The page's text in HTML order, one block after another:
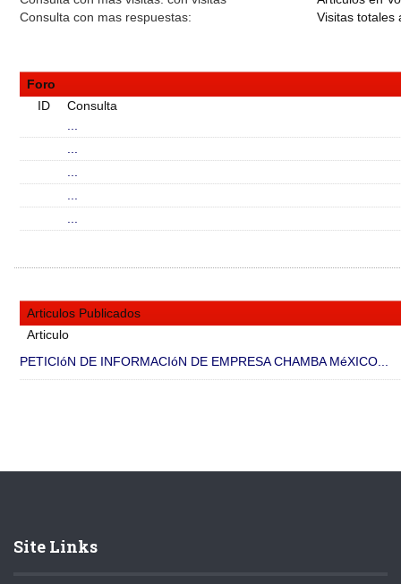
Consulta con mas respuestas:
Visitas totales
Foro
ID
Consulta
Articulos Publicados
Articulo
PETICIóN DE INFORMACIóN DE EMPRESA CHAMBA MéXICO...
Site Links